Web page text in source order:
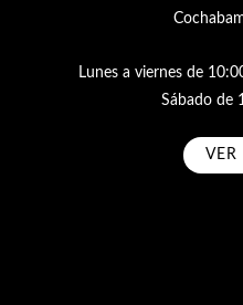
Lunes a viernes de
Sábado de
VER